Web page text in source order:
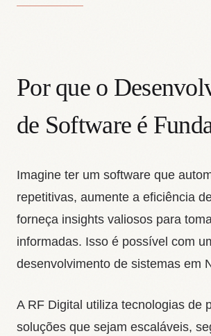
Por que o
de Software é
Imagine ter um software que
repetitivas, aumente a eficiência
forneça insights valiosos para
informadas. Isso é possível com
desenvolvimento de sistemas em
A RF Digital utiliza tecnologias de
soluções que sejam escaláveis,